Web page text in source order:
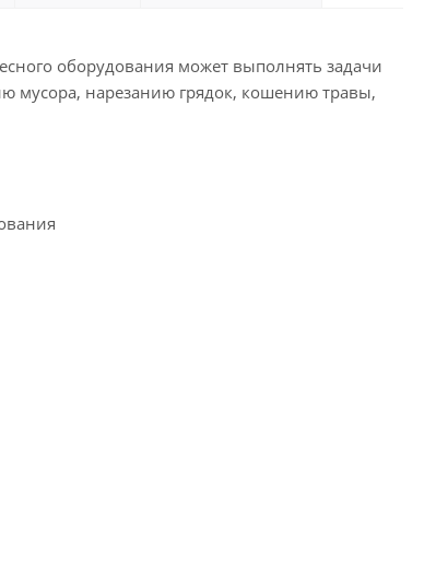
оборудования может выполнять задачи
нарезанию грядок, кошению травы,